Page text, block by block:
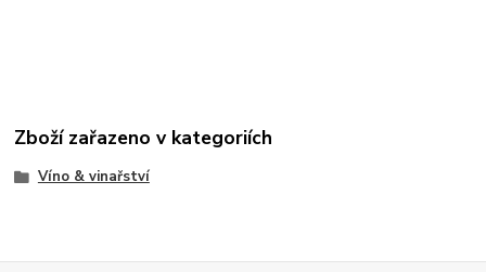
Zboží zařazeno v kategoriích
Víno & vinařství